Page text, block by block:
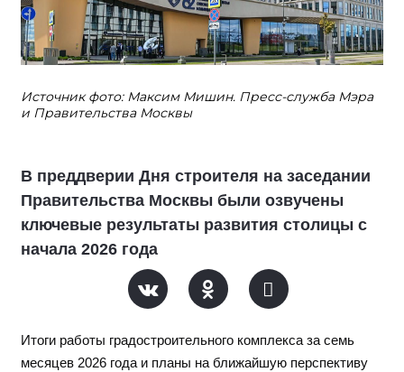
Источник фото: Максим Мишин. Пресс-служба Мэра
и Правительства Москвы
В преддверии Дня строителя на заседании
Правительства Москвы были озвучены
ключевые результаты развития столицы с
начала 2026 года
Итоги работы градостроительного комплекса за семь
месяцев 2026 года и планы на ближайшую перспективу